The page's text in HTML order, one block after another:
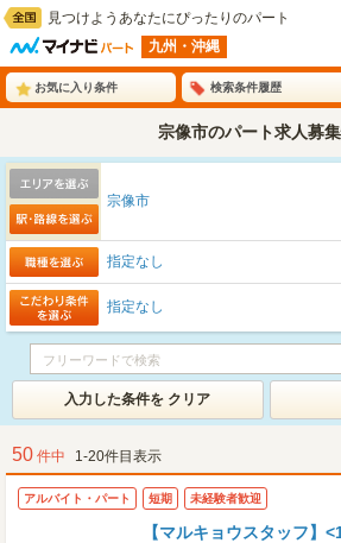
見つけようあなたにぴったりのパート
九州・沖縄
お気に入り条件 検索条件履歴
宗像市のパート求人募
宗像市
指定なし
指定なし
入力した条件を クリア
50 件中 1-20件目表示
アルバイト・パート 短期 未経験者歓迎
【マルキョウスタッフ】